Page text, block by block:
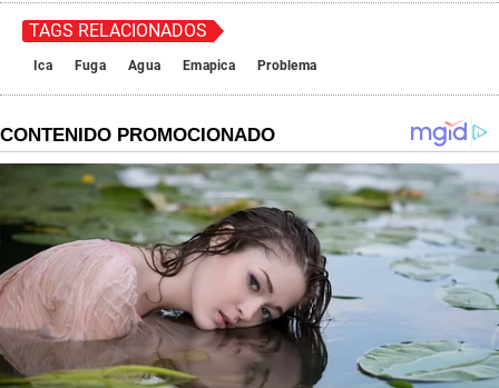
TAGS RELACIONADOS
Ica Fuga Agua Emapica Problema